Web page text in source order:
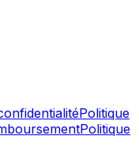
Politique
Politique